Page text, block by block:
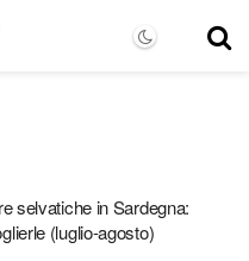
selvatiche in Sardegna:
(luglio-agosto)